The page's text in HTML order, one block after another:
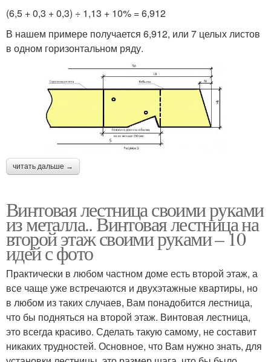
(6,5 + 0,3 + 0,3) ÷ 1,13 + 10% = 6,912
В нашем примере получается 6,912, или 7 целых листов
в одном горизонтальном ряду.
читать дальше →
Винтовая лестница своими руками
из металла.. Винтовая лестница на
второй этаж своими руками – 10
идей с фото
Практически в любом частном доме есть второй этаж, а
все чаще уже встречаются и двухэтажные квартиры, но
в любом из таких случаев, Вам понадобится лестница,
что бы подняться на второй этаж. Винтовая лестница,
это всегда красиво. Сделать такую самому, не составит
никаких трудностей. Основное, что Вам нужно знать, для